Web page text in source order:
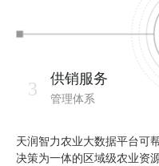
3 供销服务
管理体系
天润智力农业大数据平台可
决策为一体的区域级农业资